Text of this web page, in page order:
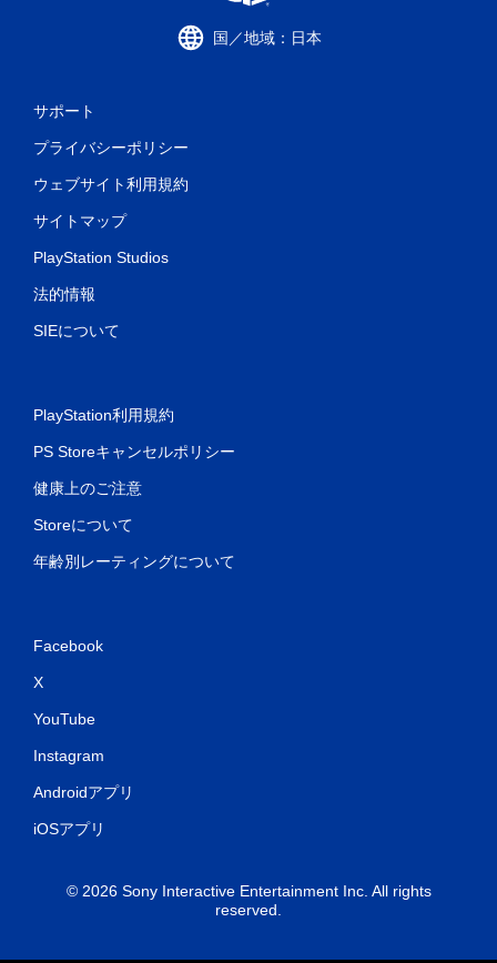
国／地域：日本
サポート
プライバシーポリシー
ウェブサイト利用規約
サイトマップ
PlayStation Studios
法的情報
SIEについて
PlayStation利用規約
PS Storeキャンセルポリシー
健康上のご注意
Storeについて
年齢別レーティングについて
Facebook
X
YouTube
Instagram
Androidアプリ
iOSアプリ
© 2026 Sony Interactive Entertainment Inc. All rights
reserved.